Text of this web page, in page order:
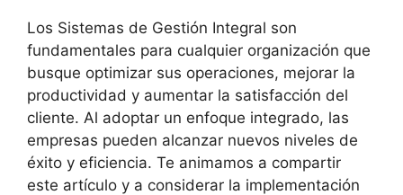
Los Sistemas de Gestión Integral son
fundamentales para cualquier organización que
busque optimizar sus operaciones, mejorar la
productividad y aumentar la satisfacción del
cliente. Al adoptar un enfoque integrado, las
empresas pueden alcanzar nuevos niveles de
éxito y eficiencia. Te animamos a compartir
este artículo y a considerar la implementación